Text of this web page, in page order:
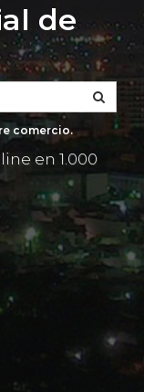
de
comercio.
en 1.000